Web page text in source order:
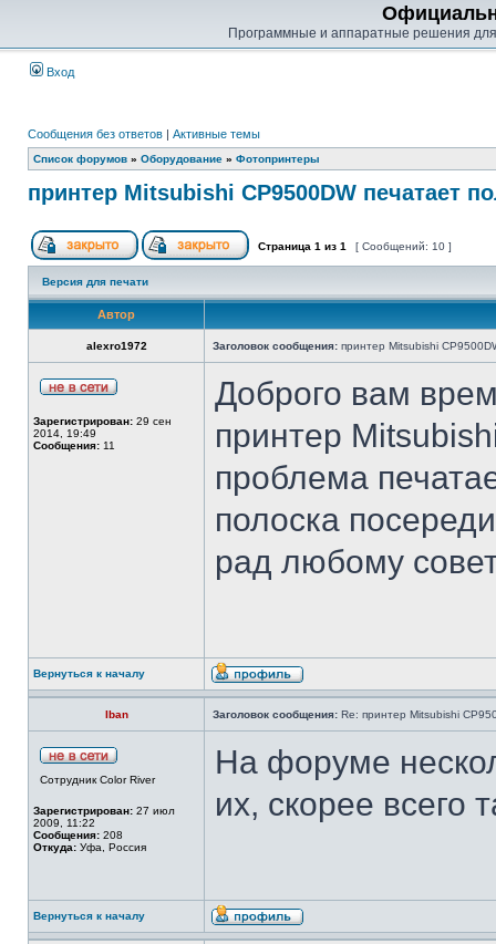
Программные и аппаратные решения
Вход
Сообщения без ответов | Активные темы
Список форумов » Оборудование » Фотопринтеры
принтер Mitsubishi CP9500DW печатает
Страница 1 из 1 [ Сообщений: 10 ]
Версия для печати
Автор
alexro1972 Заголовок сообщения: принтер Mitsubishi
Зарегистрирован: 29 сен
2014, 19:49
Сообщения: 11
Доброго вам
принтер
проблема
полоска
рад любому
Вернуться к началу
Iban Заголовок сообщения: Re: принтер Mitsubishi
Сотрудник Color River
Зарегистрирован: 27 июл
2009, 11:22
Сообщения: 208
Откуда: Уфа, Россия
На форуме
их, скорее всего
Вернуться к началу